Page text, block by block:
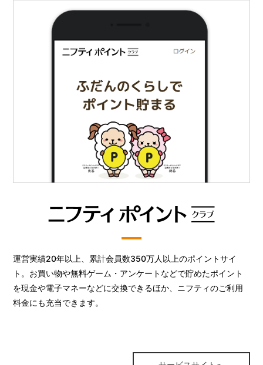
運営実績20年以上、累計会員数350万人以上のポイントサイ
ト。お買い物や無料ゲーム・アンケートなどで貯めたポイント
を現金や電子マネーなどに交換できるほか、ニフティのご利用
料金にも充当できます。